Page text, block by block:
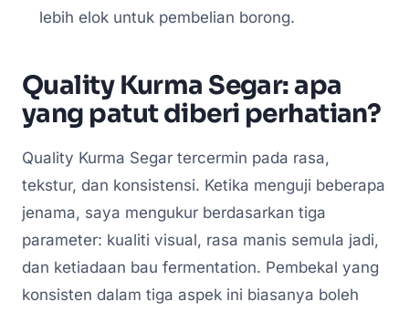
lebih elok untuk pembelian borong.
Quality Kurma Segar: apa
yang patut diberi perhatian?
Quality Kurma Segar tercermin pada rasa,
tekstur, dan konsistensi. Ketika menguji beberapa
jenama, saya mengukur berdasarkan tiga
parameter: kualiti visual, rasa manis semula jadi,
dan ketiadaan bau fermentation. Pembekal yang
konsisten dalam tiga aspek ini biasanya boleh